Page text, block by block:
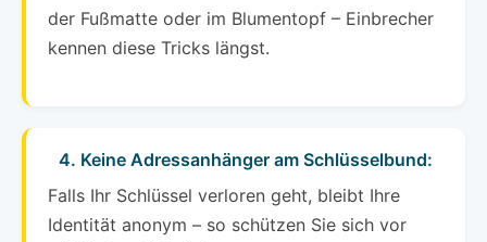
der Fußmatte oder im Blumentopf – Einbrecher
kennen diese Tricks längst.
4. Keine Adressanhänger am Schlüsselbund:
Falls Ihr Schlüssel verloren geht, bleibt Ihre
Identität anonym – so schützen Sie sich vor